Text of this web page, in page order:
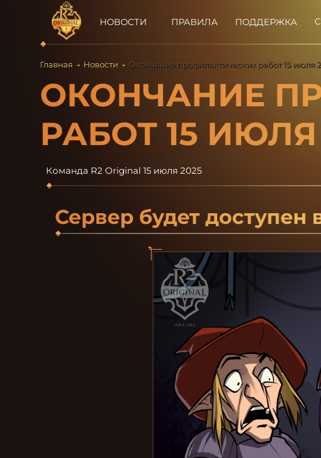
НОВОСТИ ПРАВИЛА ПОДДЕРЖКА
Главная → Новости → Окончание профилактических работ 15 июля
ОКОНЧАНИЕ
РАБОТ 15 ИЮЛЯ
Команда R2 Original15 июля 2025
Сервер будет доступен